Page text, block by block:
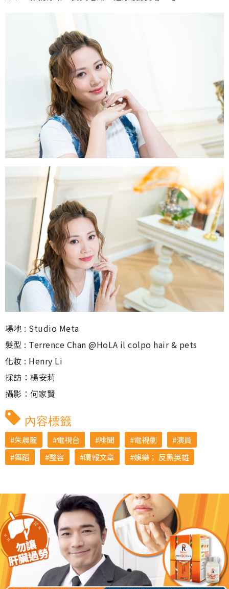
場地 : Studio Meta
髮型 : Terrence Chan @HoLA il colpo hair & pets
化妝 : Henry Li
採訪：楊安莉
攝影：何家賢
內容標籤
朱晨麗 電視台 緋聞 電視劇
演員
舞蹈
整容 晴報文章 娛樂； 反黑英雄